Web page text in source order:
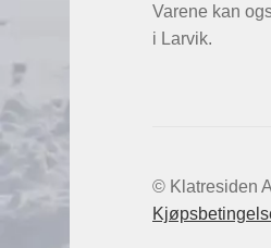
Varene kan
i Larvik.
© Klatresiden